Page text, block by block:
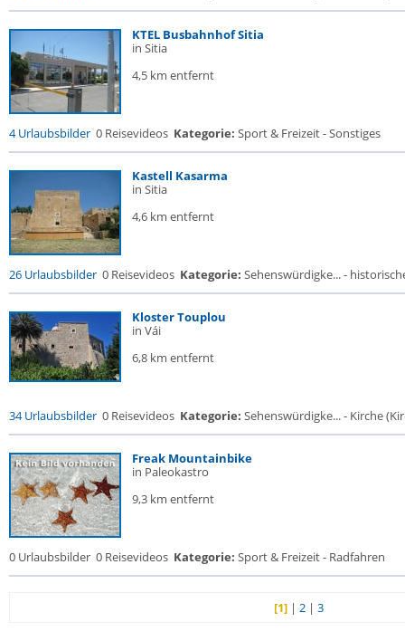
KTEL Busbahnhof Sitia
in Sitia
4,5 km entfernt
4 Urlaubsbilder 0 Reisevideos Kategorie: Sport & Freizeit - Sonstiges
Kastell Kasarma
in Sitia
4,6 km entfernt
26 Urlaubsbilder 0 Reisevideos Kategorie: Sehenswürdigke... -
Kloster Touplou
in Vái
6,8 km entfernt
34 Urlaubsbilder 0 Reisevideos Kategorie: Sehenswürdigke... - Kirche
Freak Mountainbike
in Paleokastro
9,3 km entfernt
0 Urlaubsbilder 0 Reisevideos Kategorie: Sport & Freizeit - Radfahren
[1] |2 |3